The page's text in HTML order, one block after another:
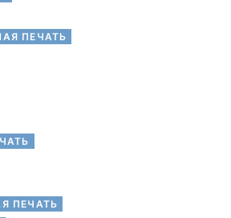
ПЕЧАТЬ
ПЕЧАТЬ